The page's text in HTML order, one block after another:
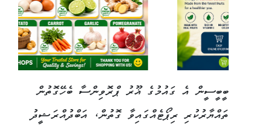
ބީބީސީން އެ ގައުމުގެ ޣޫރު ޕްރޮވިންސާ ބެހޭގޮތުން
ތައްޔާރުކުރި ރިޕޯޓެއްގައިވާ ގޮތުން، އަބްދުއްރަޝީދު